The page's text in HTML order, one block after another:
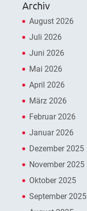
Archiv
August 2026
Juli 2026
Juni 2026
Mai 2026
April 2026
März 2026
Februar 2026
Januar 2026
Dezember 2025
November 2025
Oktober 2025
September 2025